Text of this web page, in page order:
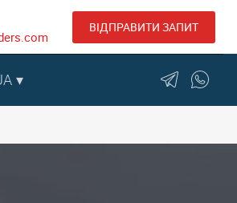
ВІДПРАВИТИ ЗАПИТ